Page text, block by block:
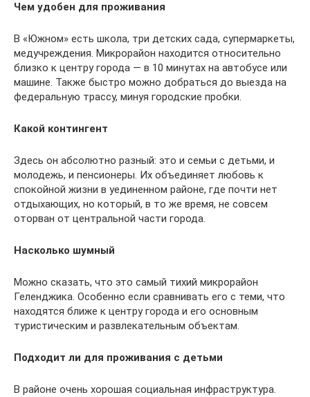
Чем удобен для проживания
В «Южном» есть школа, три детских сада, супермаркеты,
медучреждения. Микрорайон находится относительно
близко к центру города — в 10 минутах на автобусе или
машине. Также быстро можно добраться до выезда на
федеральную трассу, минуя городские пробки.
Какой контингент
Здесь он абсолютно разный: это и семьи с детьми, и
молодежь, и пенсионеры. Их объединяет любовь к
спокойной жизни в уединенном районе, где почти нет
отдыхающих, но который, в то же время, не совсем
оторван от центральной части города.
Насколько шумный
Можно сказать, что это самый тихий микрорайон
Геленджика. Особенно если сравнивать его с теми, что
находятся ближе к центру города и его основным
туристическим и развлекательным объектам.
Подходит ли для проживания с детьми
В районе очень хорошая социальная инфраструктура.